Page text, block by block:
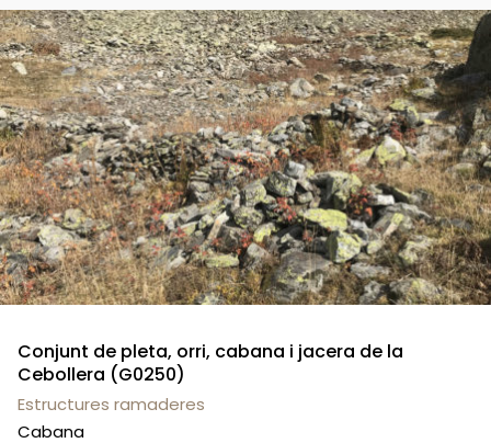
Conjunt de pleta, orri, cabana i jacera de la
Cebollera (G0250)
Estructures ramaderes
Cabana